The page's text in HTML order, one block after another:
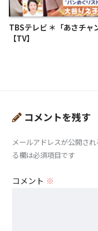
TBSテレビ ＊「あさチャ
【TV】
コメントを残す
メールアドレスが公開され
る欄は必須項目です
コメント ※